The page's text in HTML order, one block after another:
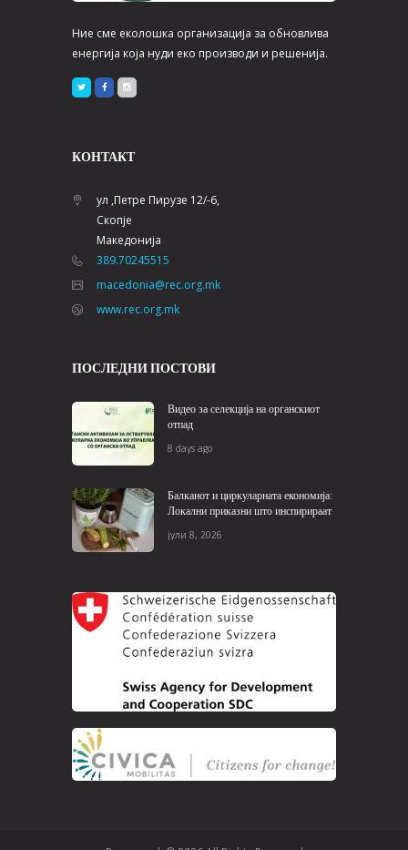
Ние сме еколошка организација за обновлива
енергија која нуди еко производи и решенија.
КОНТАКТ
ул ,Петре Пирузе 12/-6,
Скопје
Македонија
389.70245515
macedonia@rec.org.mk
www.rec.org.mk
ПОСЛЕДНИ ПОСТОВИ
Видео за селекција на органскиот
отпад
8 days ago
Балканот и циркуларната економија:
Локални приказни што инспирираат
јули 8, 2026